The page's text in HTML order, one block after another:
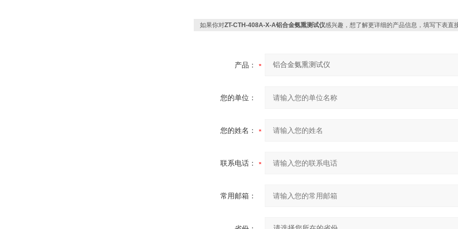
如果你对ZT-CTH-408A-X-A铝合金氨熏测试仪感兴趣，想了解更详细的产品信息，填写下表直
产品：
您的单位：
您的姓名：
联系电话：
常用邮箱：